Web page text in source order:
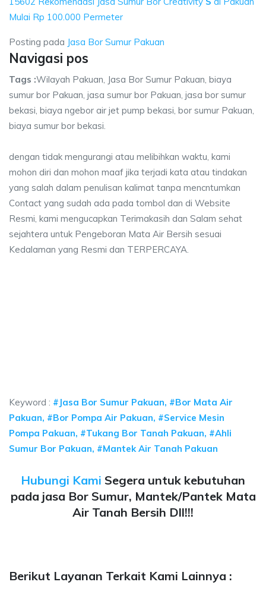
Mulai Rp 100.000 Permeter
Posting pada Jasa Bor Sumur Pakuan
Navigasi pos
Tags :Wilayah Pakuan, Jasa Bor Sumur Pakuan, biaya
sumur bor Pakuan, jasa sumur bor Pakuan, jasa bor sumur
bekasi, biaya ngebor air jet pump bekasi, bor sumur Pakuan,
biaya sumur bor bekasi.
dengan tidak mengurangi atau melibihkan waktu, kami
mohon diri dan mohon maaf jika terjadi kata atau tindakan
yang salah dalam penulisan kalimat tanpa mencntumkan
Contact yang sudah ada pada tombol dan di Website
Resmi, kami mengucapkan Terimakasih dan Salam sehat
sejahtera untuk Pengeboran Mata Air Bersih sesuai
Kedalaman yang Resmi dan TERPERCAYA.
Keyword : #Jasa Bor Sumur Pakuan, #Bor Mata Air
Pakuan, #Bor Pompa Air Pakuan, #Service Mesin
Pompa Pakuan, #Tukang Bor Tanah Pakuan, #Ahli
Sumur Bor Pakuan, #Mantek Air Tanah Pakuan
Hubungi Kami Segera untuk kebutuhan
pada jasa Bor Sumur, Mantek/Pantek Mata
Air Tanah Bersih Dll!!!
Berikut Layanan Terkait Kami Lainnya :